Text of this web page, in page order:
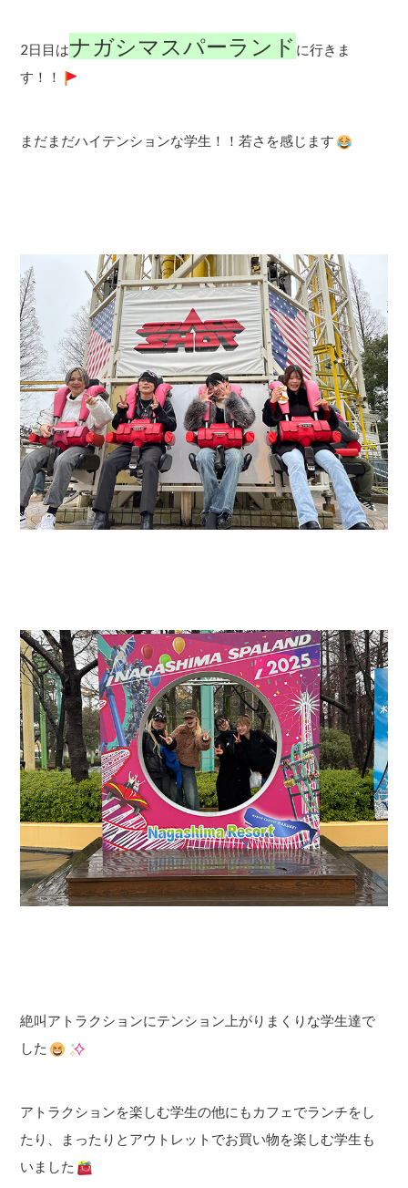
2日目はナガシマスパーランド に行きま
す！！
まだまだハイテンションな学生！！若さを感じます
絶叫アトラクションにテンション上がりまくりな学生達で
した
アトラクションを楽しむ学生の他にもカフェでランチをし
たり、まったりとアウトレットでお買い物を楽しむ学生も
いました